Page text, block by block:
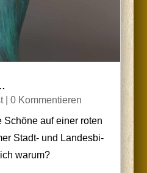
| 0 Kommentieren
Schö­ne auf einer roten
Stadt- und Lan­des­bi­
warum?